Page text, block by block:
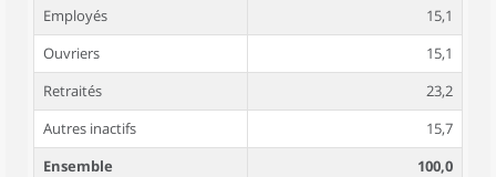
Employés
15,1
Ouvriers
15,1
Retraités
23,2
Autres inactifs
15,7
Ensemble
100,0